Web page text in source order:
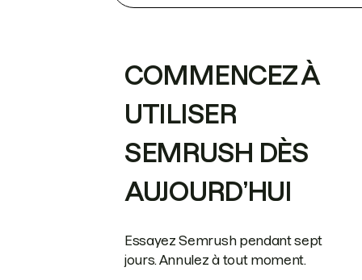
COMMENCEZ À
UTILISER
SEMRUSH DÈS
AUJOURD’HUI
Essayez Semrush pendant sept
jours. Annulez à tout moment.